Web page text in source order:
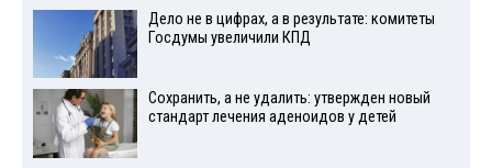
Дело не в цифрах, а в результате: комитеты
Госдумы увеличили КПД
Сохранить, а не удалить: утвержден новый
стандарт лечения аденоидов у детей